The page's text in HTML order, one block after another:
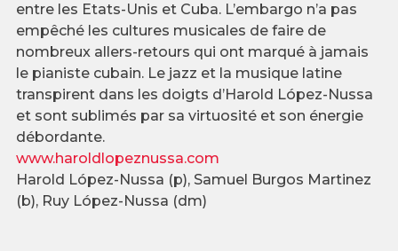
entre les Etats-Unis et Cuba. L’embargo n’a pas
empêché les cultures musicales de faire de
nombreux allers-retours qui ont marqué à jamais
le pianiste cubain. Le jazz et la musique latine
transpirent dans les doigts d’Harold López-Nussa
et sont sublimés par sa virtuosité et son énergie
débordante.
www.haroldlopeznussa.com
Harold López-Nussa (p), Samuel Burgos Martinez
(b), Ruy López-Nussa (dm)